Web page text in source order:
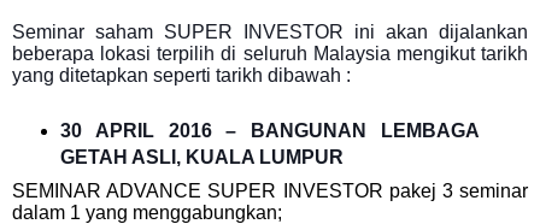
Seminar saham SUPER INVESTOR ini akan dijalankan
beberapa lokasi terpilih di seluruh Malaysia mengikut tarikh
yang ditetapkan seperti tarikh dibawah :
30 APRIL 2016 – BANGUNAN LEMBAGA
GETAH ASLI, KUALA LUMPUR
SEMINAR ADVANCE SUPER INVESTOR pakej 3 seminar
dalam 1 yang menggabungkan;